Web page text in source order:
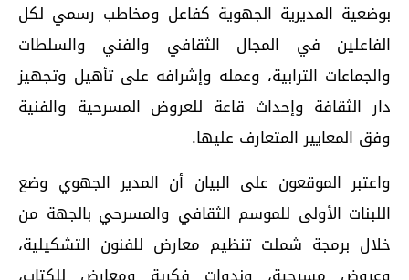
بوضعية المديرية الجهوية كفاعل ومخاطب رسمي لكل
الفاعلين في المجال الثقافي والفني والسلطات
والجماعات الترابية، وعمله وإشرافه على تأهيل وتجهيز
دار الثقافة وإحداث قاعة للعروض المسرحية والفنية
وفق المعايير المتعارف عليها.
واعتبر الموقعون على البيان أن المدير الجهوي وضع
اللبنات الأولى للموسم الثقافي والمسرحي بالجهة من
خلال برمجة شملت تنظيم معارض للفنون التشكيلية،